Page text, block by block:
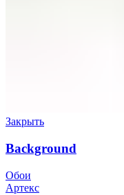
Закрыть
Background
Обои
Артекс